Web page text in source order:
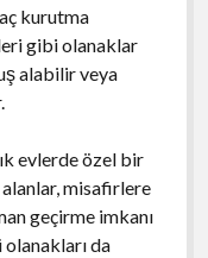
kurutma
gibi olanaklar
alabilir veya
evlerde özel bir
misafirlere
geçirme imkanı
olanakları da